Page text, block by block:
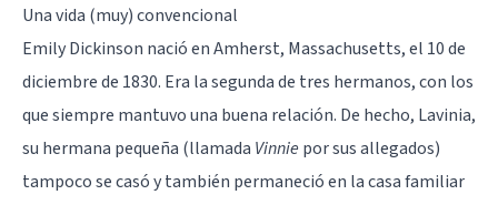
Una vida (muy) convencional
Emily Dickinson nació en Amherst, Massachusetts, el 10 de
diciembre de 1830. Era la segunda de tres hermanos, con los
que siempre mantuvo una buena relación. De hecho, Lavinia,
su hermana pequeña (llamada Vinniepor sus allegados)
tampoco se casó y también permaneció en la casa familiar